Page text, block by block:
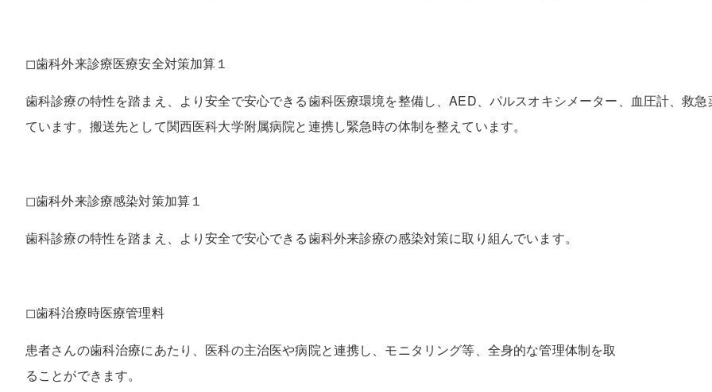
◻︎歯科外来診療医療安全対策加算１
歯科診療の特性を踏まえ、より安全で安心できる歯科医療環境を整備し、AED、パルスオキシメーター、血圧計、救急
ています。搬送先として関西医科大学附属病院と連携し緊急時の体制を整えています。
◻︎歯科外来診療感染対策加算１
歯科診療の特性を踏まえ、より安全で安心できる歯科外来診療の感染対策に取り組んでいます。
◻︎歯科治療時医療管理料
患者さんの歯科治療にあたり、医科の主治医や病院と連携し、モニタリング等、全身的な管理体制を取
ることができます。